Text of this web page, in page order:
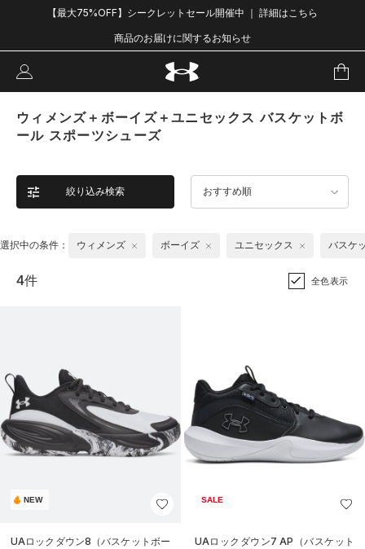
【最大75%OFF】シークレットセール開催中 ｜ 詳細はこちら
商品のお届けに関するお知らせ
ウィメンズ＋ボーイズ＋ユニセックス バスケットボ
ール スポーツシューズ
絞り込み検索 おすすめ順
選択中の条件： ウィメンズ ボーイズ ユニセックス バスケ
4件 全色表示
NEW
UAロックダウン8（バスケットボー
SALE
UAロックダウン7 AP（バスケット